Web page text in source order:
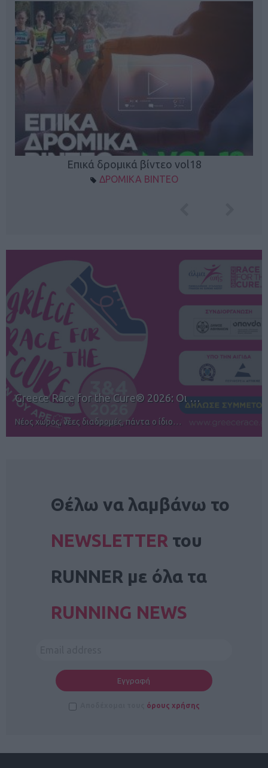
Επικά δρομικά βίντεο vol18
ΔΡΟΜΙΚΑ ΒΙΝΤΕΟ
12ος TUI Rhodes Marathon: Άνοιγμα ε…
Αγώνες για όλους στην Ρόδο
Θέλω να λαμβάνω το
NEWSLETTER του
RUNNER με όλα τα
RUNNING NEWS
όρους χρήσης